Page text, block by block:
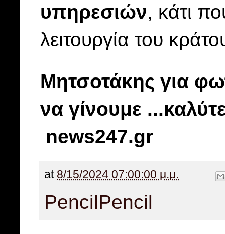
υπηρεσιών, κάτι
λειτουργία του
Μητσοτάκης για
να γίνουμε
news247.gr
at 8/15/2024 07:00:00 μ.μ.
PencilPencil